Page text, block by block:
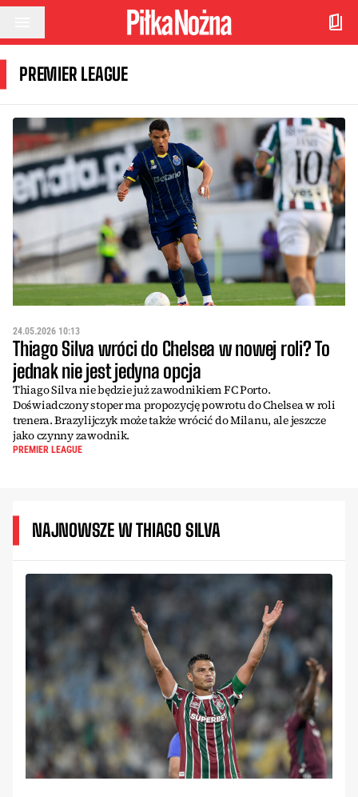
Przejdź do treści
PREMIER LEAGUE
24.05.2026 10:13
Thiago Silva wróci do Chelsea w nowej roli? To
jednak nie jest jedyna opcja
Thiago Silva nie będzie już zawodnikiem FC Porto.
Doświadczony stoper ma propozycję powrotu do Chelsea w roli
trenera. Brazylijczyk może także wrócić do Milanu, ale jeszcze
jako czynny zawodnik.
PREMIER LEAGUE
NAJNOWSZE W THIAGO SILVA